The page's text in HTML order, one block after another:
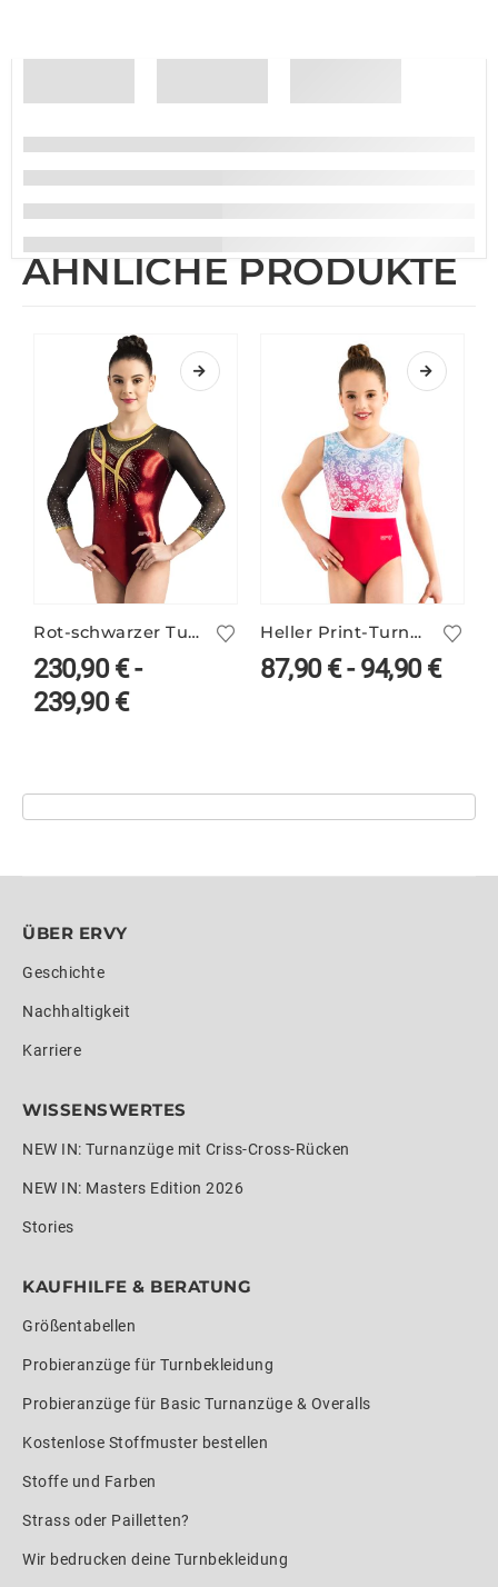
ÄHNLICHE PRODUKTE
Rot-schwarzer Turnanzug mit Netzärmeln – TALITHA/4
230,90€-
239,90€
Heller Print-Turnanzug FEYRA/2
87,90€-94,90€
ÜBER ERVY
Geschichte
Nachhaltigkeit
Karriere
WISSENSWERTES
NEW IN: Turnanzüge mit Criss-Cross-Rücken
NEW IN: Masters Edition 2026
Stories
KAUFHILFE & BERATUNG
Größentabellen
Probieranzüge für Turnbekleidung
Probieranzüge für Basic Turnanzüge & Overalls
Kostenlose Stoffmuster bestellen
Stoffe und Farben
Strass oder Pailletten?
Wir bedrucken deine Turnbekleidung